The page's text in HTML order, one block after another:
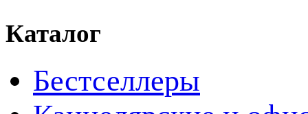
Каталог
Бестселлеры